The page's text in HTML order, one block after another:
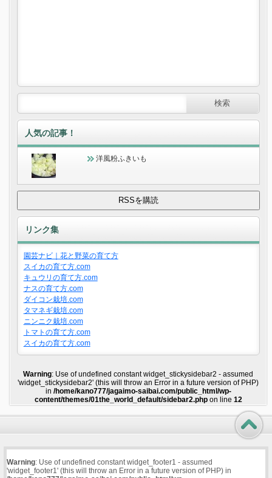
人気の記事！
洋風粉ふきいも
リンク集
園芸ナビ｜花と野菜の育て方
スイカの育て方.com
キュウリの育て方.com
ナスの育て方.com
ダイコン栽培.com
タマネギ栽培.com
ニンニク栽培.com
トマトの育て方.com
スイカの育て方.com
Warning: Use of undefined constant widget_stickysidebar2 - assumed
'widget_stickysidebar2' (this will throw an Error in a future version of PHP)
in /home/kano777/jagaimo-saibai.com/public_html/wp-
content/themes/01the_world_default/sidebar2.phpon line 12
Warning: Use of undefined constant widget_footer1 - assumed
'widget_footer1' (this will throw an Error in a future version of PHP) in